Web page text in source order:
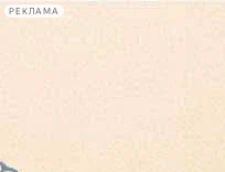
РЕКЛАМА